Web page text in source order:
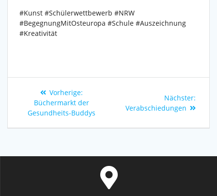
#Kunst #Schülerwettbewerb #NRW
#BegegnungMitOsteuropa #Schule #Auszeichnung
#Kreativität
Vorherige:
Büchermarkt der
Gesundheits-Buddys
Nächster:
Verabschiedungen